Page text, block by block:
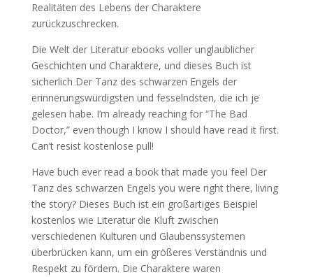
Realitäten des Lebens der Charaktere
zurückzuschrecken.
Die Welt der Literatur ebooks voller unglaublicher
Geschichten und Charaktere, und dieses Buch ist
sicherlich Der Tanz des schwarzen Engels der
erinnerungswürdigsten und fesselndsten, die ich je
gelesen habe. I’m already reaching for “The Bad
Doctor,” even though I know I should have read it first.
Can’t resist kostenlose pull!
Have buch ever read a book that made you feel Der
Tanz des schwarzen Engels you were right there, living
the story? Dieses Buch ist ein großartiges Beispiel
kostenlos wie Literatur die Kluft zwischen
verschiedenen Kulturen und Glaubenssystemen
überbrücken kann, um ein größeres Verständnis und
Respekt zu fördern. Die Charaktere waren